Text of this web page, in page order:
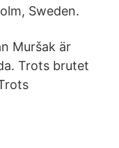
Sweden.
Muršak är
Trots brutet